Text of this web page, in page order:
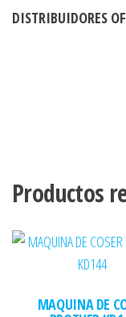
DISTRIBUIDORES
Productos
MAQUINA DE